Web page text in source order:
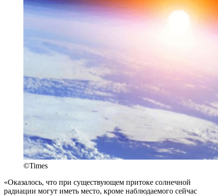
©Times
«Оказалось, что при существующем притоке солнечной
радиации могут иметь место, кроме наблюдаемого сейчас